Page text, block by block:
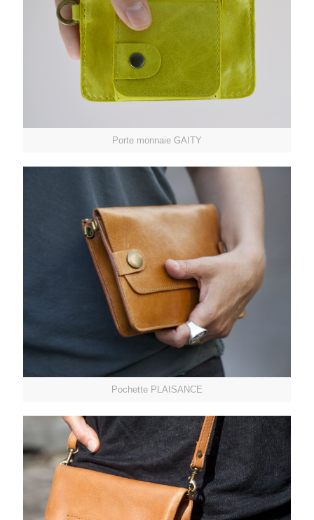
Porte monnaie GAITY
Pochette PLAISANCE